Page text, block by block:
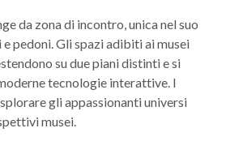
da zona di incontro, unica nel suo
pedoni. Gli spazi adibiti ai musei
su due piani distinti e si
tecnologie interattive. I
gli appassionanti universi
musei.